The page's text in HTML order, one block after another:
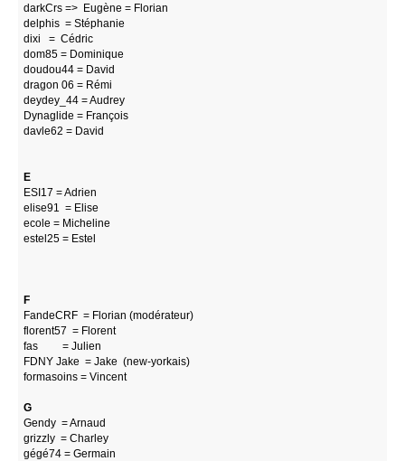
darkCrs => Eugène = Florian
delphis = Stéphanie
dixi = Cédric
dom85 = Dominique
doudou44 = David
dragon 06 = Rémi
deydey_44 = Audrey
Dynaglide = François
davle62 = David
E
ESI17 = Adrien
elise91 = Elise
ecole = Micheline
estel25 = Estel
F
FandeCRF = Florian (modérateur)
florent57 = Florent
fas = Julien
FDNY Jake = Jake (new-yorkais)
formasoins = Vincent
G
Gendy = Arnaud
grizzly = Charley
gégé74 = Germain